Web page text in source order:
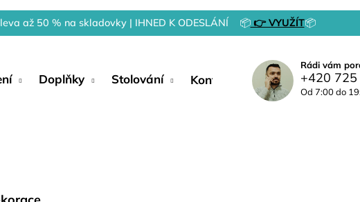
až 50 % na skladovky | IHNED K ODESLÁNÍ 📦👉 VYUŽÍT📦
Doplňky Stolování Kontakty
Rádi vám
+420
Od 7:00 do